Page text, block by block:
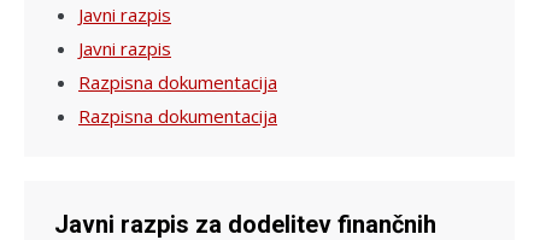
Javni razpis
Javni razpis
Razpisna dokumentacija
Razpisna dokumentacija
Javni razpis za dodelitev finančnih